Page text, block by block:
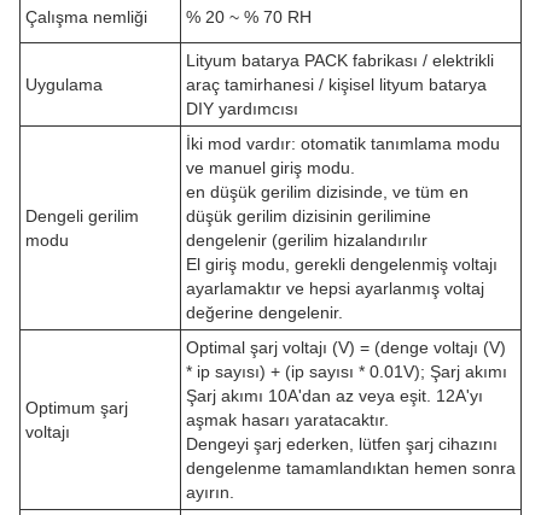
Çalışma nemliği % 20 ~ % 70 RH
Uygulama
Lityum batarya PACK fabrikası / elektrikli
araç tamirhanesi / kişisel lityum batarya
DIY yardımcısı
Dengeli gerilim
modu
İki mod vardır: otomatik tanımlama modu
ve manuel giriş modu.
en düşük gerilim dizisinde, ve tüm en
düşük gerilim dizisinin gerilimine
dengelenir (gerilim hizalandırılır
El giriş modu, gerekli dengelenmiş voltajı
ayarlamaktır ve hepsi ayarlanmış voltaj
değerine dengelenir.
Optimum şarj
voltajı
Optimal şarj voltajı (V) = (denge voltajı (V)
* ip sayısı) + (ip sayısı * 0.01V); Şarj akımı
Şarj akımı 10A'dan az veya eşit. 12A'yı
aşmak hasarı yaratacaktır.
Dengeyi şarj ederken, lütfen şarj cihazını
dengelenme tamamlandıktan hemen sonra
ayırın.